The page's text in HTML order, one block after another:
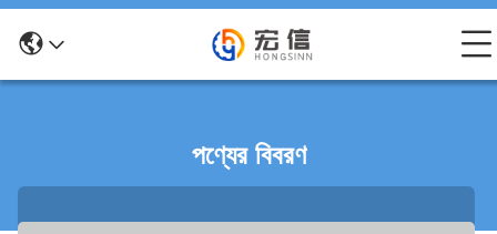
পণ্যের বিবরণ